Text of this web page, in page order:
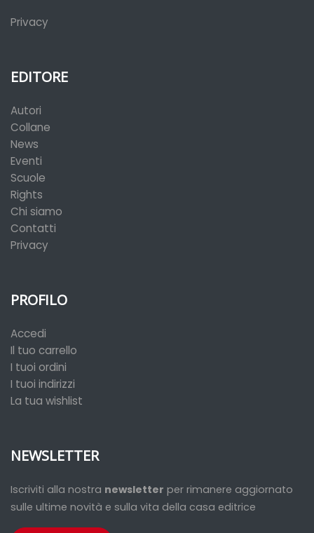
Privacy
EDITORE
Autori
Collane
News
Eventi
Scuole
Rights
Chi siamo
Contatti
Privacy
PROFILO
Accedi
Il tuo carrello
I tuoi ordini
I tuoi indirizzi
La tua wishlist
NEWSLETTER
Iscriviti alla nostra newsletter per rimanere aggiornato
sulle ultime novità e sulla vita della casa editrice